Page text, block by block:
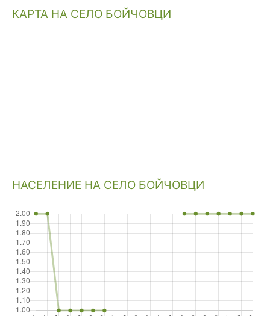
КАРТА НА СЕЛО БОЙЧОВЦИ
НАСЕЛЕНИЕ НА СЕЛО БОЙЧОВЦИ